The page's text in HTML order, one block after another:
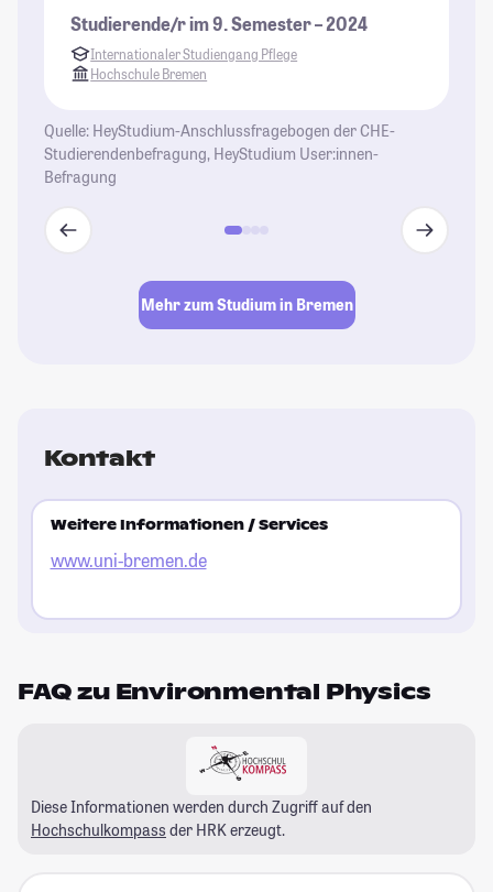
Studierende/r im 9. Semester – 2024
Internationaler Studiengang Pflege
Hochschule Bremen
Quelle: HeyStudium-Anschlussfragebogen der CHE-
Studierendenbefragung, HeyStudium User:innen-
Befragung
Mehr zum Studium in Bremen
Kontakt
Weitere Informationen / Services
www.uni-bremen.de
FAQ zu Environmental Physics
Diese Informationen werden durch Zugriff auf den
Hochschulkompass der HRK erzeugt.